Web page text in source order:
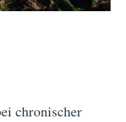
chronischer